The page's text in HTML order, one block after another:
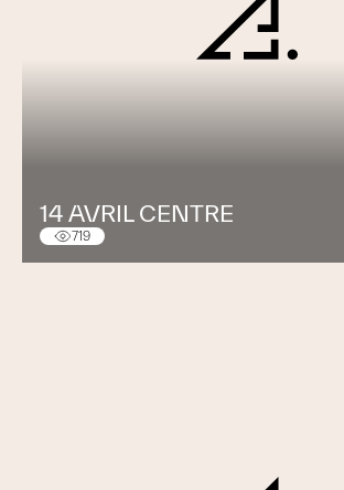
14 AVRIL CENTRE
719